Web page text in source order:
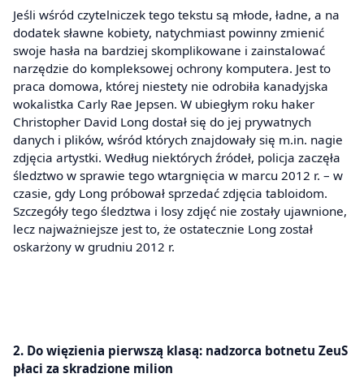
Jeśli wśród czytelniczek tego tekstu są młode, ładne, a na
dodatek sławne kobiety, natychmiast powinny zmienić
swoje hasła na bardziej skomplikowane i zainstalować
narzędzie do kompleksowej ochrony komputera. Jest to
praca domowa, której niestety nie odrobiła kanadyjska
wokalistka Carly Rae Jepsen. W ubiegłym roku haker
Christopher David Long dostał się do jej prywatnych
danych i plików, wśród których znajdowały się m.in. nagie
zdjęcia artystki. Według niektórych źródeł, policja zaczęła
śledztwo w sprawie tego wtargnięcia w marcu 2012 r. – w
czasie, gdy Long próbował sprzedać zdjęcia tabloidom.
Szczegóły tego śledztwa i losy zdjęć nie zostały ujawnione,
lecz najważniejsze jest to, że ostatecznie Long został
oskarżony w grudniu 2012 r.
2. Do więzienia pierwszą klasą: nadzorca botnetu ZeuS
płaci za skradzione milion